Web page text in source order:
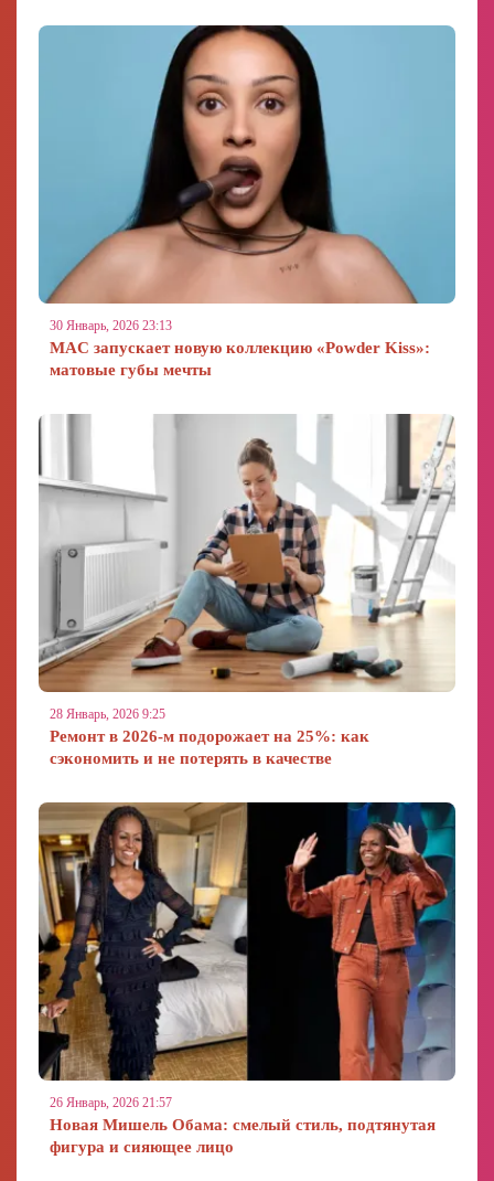
30 Январь, 2026 23:13
MAC запускает новую коллекцию «Powder Kiss»:
матовые губы мечты
28 Январь, 2026 9:25
Ремонт в 2026-м подорожает на 25%: как
сэкономить и не потерять в качестве
26 Январь, 2026 21:57
Новая Мишель Обама: смелый стиль, подтянутая
фигура и сияющее лицо